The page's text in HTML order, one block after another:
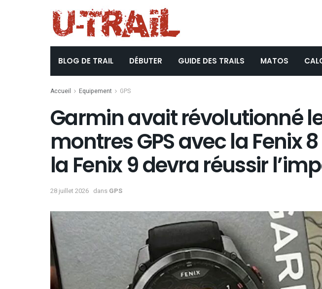
BLOG DE TRAIL DÉBUTER GUIDE DES TRAILS MATOS
Accueil Equipement GPS
Garmin avait révolutionné
montres GPS avec la Fenix
la Fenix 9 devra réussir
28 juillet 2026 dans GPS